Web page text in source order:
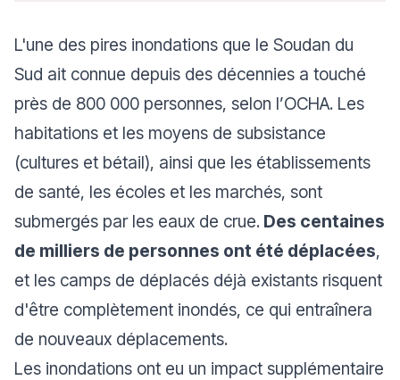
L'une des pires inondations que le Soudan du
Sud ait connue depuis des décennies a touché
près de 800 000 personnes, selon l’OCHA. Les
habitations et les moyens de subsistance
(cultures et bétail), ainsi que les établissements
de santé, les écoles et les marchés, sont
submergés par les eaux de crue. Des centaines
de milliers de personnes ont été déplacées,
et les camps de déplacés déjà existants risquent
d'être complètement inondés, ce qui entraînera
de nouveaux déplacements.
Les inondations ont eu un impact supplémentaire